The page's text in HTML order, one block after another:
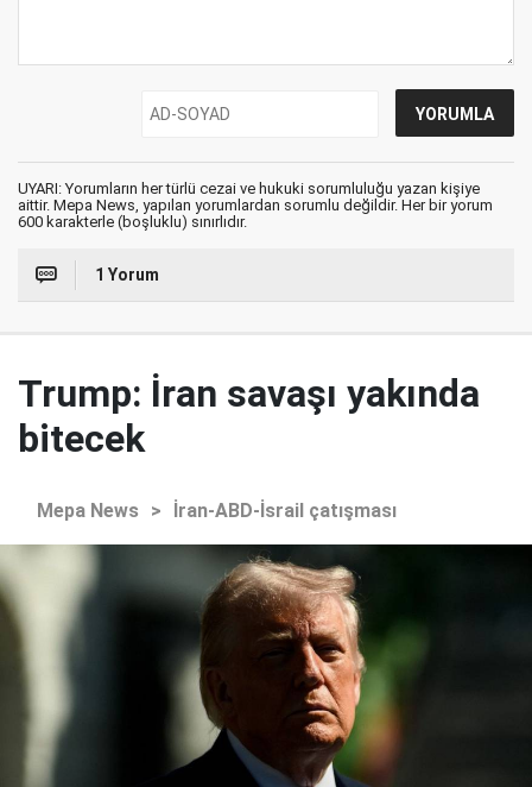
UYARI: Yorumların her türlü cezai ve hukuki sorumluluğu yazan kişiye
aittir. Mepa News, yapılan yorumlardan sorumlu değildir. Her bir yorum
600 karakterle (boşluklu) sınırlıdır.
1 Yorum
Trump: İran savaşı yakında
bitecek
Mepa News > İran-ABD-İsrail çatışması